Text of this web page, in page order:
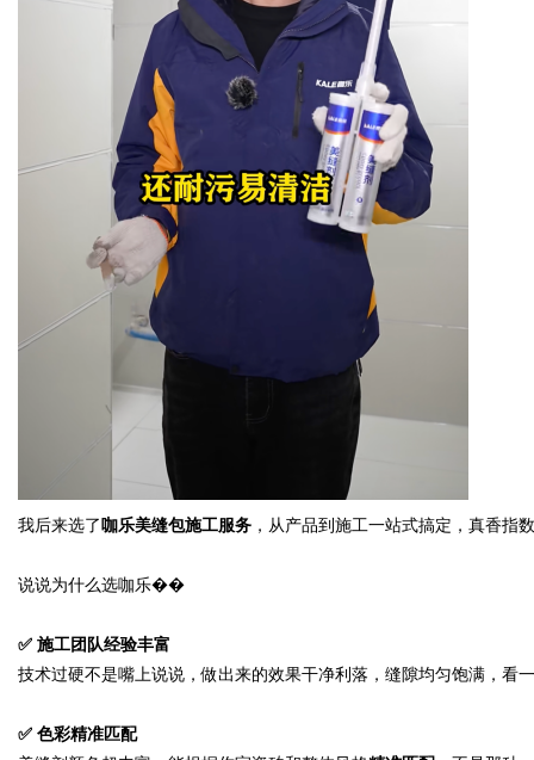
我后来选了咖乐美缝包施工服务 ，从产品到施工一站式搞定，真香
说说为什么选咖乐��
✅ 施工团队经验丰富
技术过硬不是嘴上说说，做出来的效果干净利落，缝隙均匀饱满，
✅ 色彩精准匹配